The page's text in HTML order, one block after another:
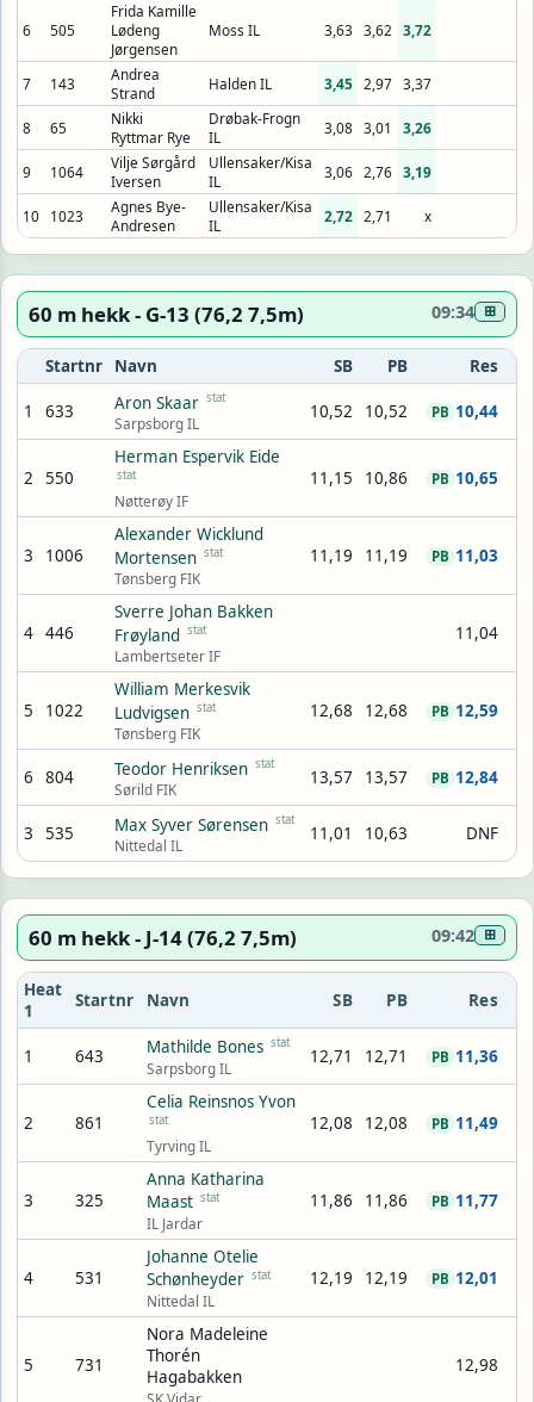
6 505
Frida Kamille
Lødeng
Jørgensen
Moss IL 3,63 3,62 3,72
7 143
Andrea
Strand
Halden IL 3,45 2,97 3,37
8 65
Nikki
Ryttmar Rye
Drøbak-Frogn
IL
3,08 3,01 3,26
9 1064
Vilje Sørgård
Iversen
Ullensaker/Kisa
IL
3,06 2,76 3,19
10 1023
Agnes Bye-
Andresen
Ullensaker/Kisa
IL
2,72 2,71 x
60 m hekk - G-13 (76,2 7,5m) 09:34 ⊞
Startnr Navn SB PB Res
1 633 Aron Skaar stat
Sarpsborg IL
10,52 10,52 10,44
PB
2 550
Herman Espervik Eide
stat
Nøtterøy IF
11,15 10,86 10,65
PB
3 1006
Alexander Wicklund
Mortensen stat
Tønsberg FIK
11,19 11,19 11,03
PB
4 446
Sverre Johan Bakken
Frøyland stat
Lambertseter IF
11,04
5 1022
William Merkesvik
Ludvigsen stat
Tønsberg FIK
12,68 12,68 12,59
PB
6 804 Teodor Henriksen stat
Sørild FIK
13,57 13,57 12,84
PB
3 535 Max Syver Sørensen stat
Nittedal IL
11,01 10,63 DNF
60 m hekk - J-14 (76,2 7,5m) 09:42 ⊞
Heat
1
Startnr Navn SB PB Res
1 643 Mathilde Bones stat
Sarpsborg IL
12,71 12,71 11,36
PB
2 861
Celia Reinsnos Yvon
stat
Tyrving IL
12,08 12,08 11,49
PB
3 325
Anna Katharina
Maast stat
IL Jardar
11,86 11,86 11,77
PB
4 531
Johanne Otelie
Schønheyder stat
Nittedal IL
12,19 12,19 12,01
PB
5 731
Nora Madeleine
Thorén
Hagabakken
SK Vidar
12,98